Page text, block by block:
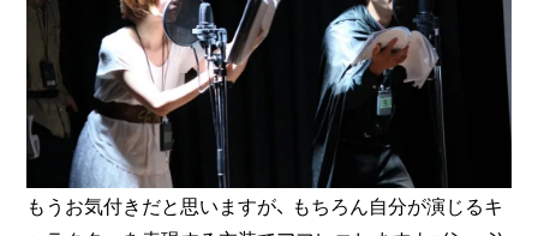
もうお気付きだと思いますが、 もちろん自分が演じるキ